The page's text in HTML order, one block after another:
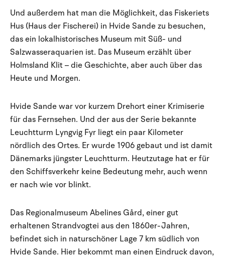
Und außerdem hat man die Möglichkeit, das Fiskeriets
Hus (Haus der Fischerei) in Hvide Sande zu besuchen,
das ein lokalhistorisches Museum mit Süß- und
Salzwasseraquarien ist. Das Museum erzählt über
Holmsland Klit – die Geschichte, aber auch über das
Heute und Morgen.
Hvide Sande war vor kurzem Drehort einer Krimiserie
für das Fernsehen. Und der aus der Serie bekannte
Leuchtturm Lyngvig Fyr liegt ein paar Kilometer
nördlich des Ortes. Er wurde 1906 gebaut und ist damit
Dänemarks jüngster Leuchtturm. Heutzutage hat er für
den Schiffsverkehr keine Bedeutung mehr, auch wenn
er nach wie vor blinkt.
Das Regionalmuseum Abelines Gård, einer gut
erhaltenen Strandvogtei aus den 1860er-Jahren,
befindet sich in naturschöner Lage 7 km südlich von
Hvide Sande. Hier bekommt man einen Eindruck davon,